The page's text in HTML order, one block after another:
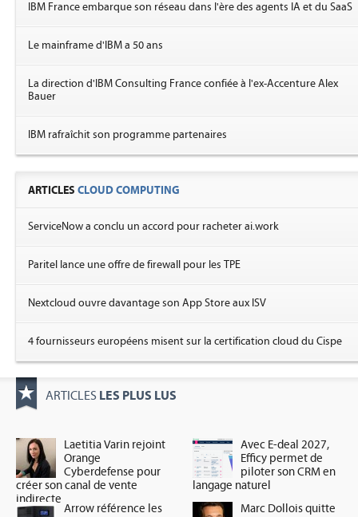
IBM France embarque son réseau dans l'ère des agents IA et du SaaS
Le mainframe d'IBM a 50 ans
La direction d'IBM Consulting France confiée à l'ex-Accenture Alex
Bauer
IBM rafraîchit son programme partenaires
ARTICLES CLOUD COMPUTING
ServiceNow a conclu un accord pour racheter ai.work
Paritel lance une offre de firewall pour les TPE
Nextcloud ouvre davantage son App Store aux ISV
4 fournisseurs européens misent sur la certification cloud du Cispe
ARTICLES LES PLUS LUS
Laetitia Varin rejoint
Orange
Cyberdefense pour
créer son canal de vente
indirecte
Avec E-deal 2027,
Efficy permet de
piloter son CRM en
langage naturel
Arrow référence les
Marc Dollois quitte